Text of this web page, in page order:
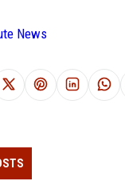
News